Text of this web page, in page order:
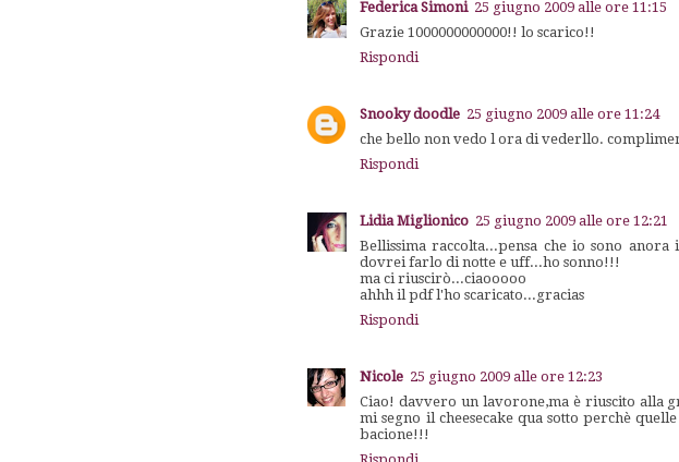
Federica Simoni 25 giugno 2009 alle ore 11:15
Grazie 1000000000000!! lo scarico!!
Rispondi
Snooky doodle 25 giugno 2009 alle ore 11:24
che bello non vedo l ora di vederllo.
Rispondi
Lidia Miglionico 25 giugno 2009 alle ore 12:21
Bellissima raccolta...pensa che io sono
dovrei farlo di notte e uff...ho sonno!!!
ma ci riuscirò...ciaooooo
ahhh il pdf l'ho scaricato...gracias
Rispondi
Nicole 25 giugno 2009 alle ore 12:23
Ciao! davvero un lavorone,ma è riuscito alla
mi segno il cheesecake qua sotto perchè
bacione!!!